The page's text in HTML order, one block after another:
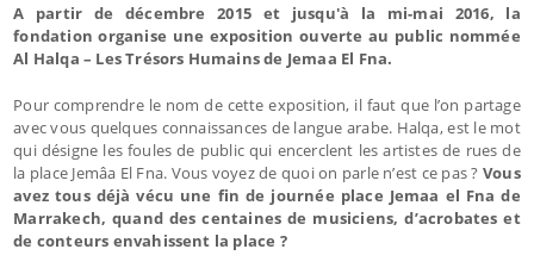
A partir de décembre 2015 et jusqu'à la mi-mai 2016, la
fondation organise une exposition ouverte au public nommée
Al Halqa – Les Trésors Humains de Jemaa El Fna.
Pour comprendre le nom de cette exposition, il faut que l’on partage
avec vous quelques connaissances de langue arabe. Halqa, est le mot
qui désigne les foules de public qui encerclent les artistes de rues de
la place Jemâa El Fna. Vous voyez de quoi on parle n’est ce pas ?Vous
avez tous déjà vécu une fin de journée place Jemaa el Fna de
Marrakech, quand des centaines de musiciens, d’acrobates et
de conteurs envahissent la place ?